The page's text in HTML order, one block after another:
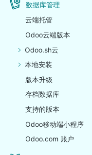
数据库管理
云端托管
Odoo云端版本
Odoo.sh云
本地安装
版本升级
存档数据库
支持的版本
Odoo移动端小程序
Odoo.com 账户